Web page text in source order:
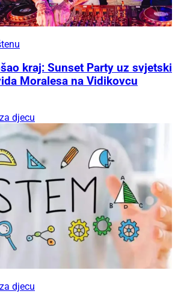
kraj: Sunset Party uz svjetski
Moralesa na Vidikovcu
djecu
djecu